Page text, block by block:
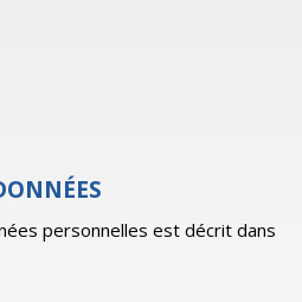
personnelles est décrit dans